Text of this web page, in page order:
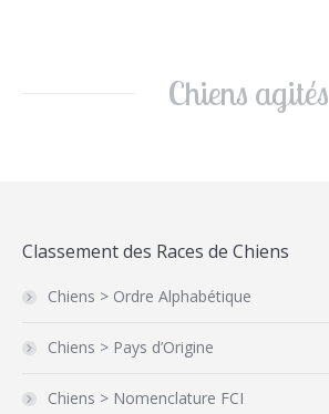
Chiens agités
Classement des Races de Chiens
Chiens > Ordre Alphabétique
Chiens > Pays d’Origine
Chiens > Nomenclature FCI